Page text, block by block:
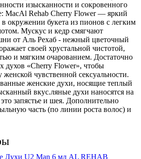
изысканности и сокровенного
МасAl Rehab Cherry Flower — яркий
окружении букета из пионов с легким
Мускус и кедр смягчают
от Аль Рехаб - нежный цветочный
своей хрустальной чистотой,
и мягким очарованием. Достаточно
духов «Cherry Flower», чтобы
чувственной сексуальности.
женские духи, носящие теплый
вкус.ляные духи наносятся на
запястье и шея. Дополнительно
часть (по линии роста волос) и